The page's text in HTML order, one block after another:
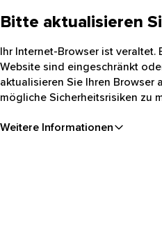
Bitte aktualisieren
Ihr Internet-Browser ist veraltet.
Website sind eingeschränkt
aktualisieren Sie Ihren Browser
mögliche Sicherheitsrisiken zu
Weitere Informationen